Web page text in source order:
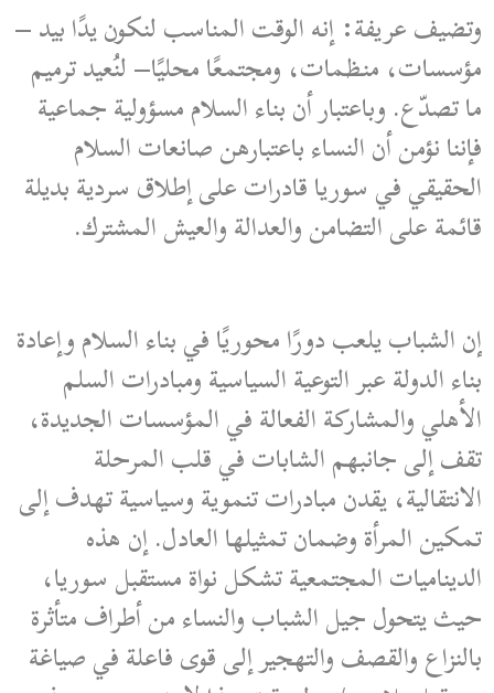
وتضيف عريفة: إنه الوقت المناسب لنكون يدًا بيد –
مؤسسات، منظمات، ومجتمعًا محليًا– لنُعيد ترميم
ما تصدّع. وباعتبار أن بناء السلام مسؤولية جماعية
فإننا نؤمن أن النساء باعتبارهن صانعات السلام
الحقيقي في سوريا قادرات على إطلاق سردية بديلة
قائمة على التضامن والعدالة والعيش المشترك.
إن الشباب يلعب دورًا محوريًا في بناء السلام وإعادة
بناء الدولة عبر التوعية السياسية ومبادرات السلم
الأهلي والمشاركة الفعالة في المؤسسات الجديدة،
تقف إلى جانبهم الشابات في قلب المرحلة
الانتقالية، يقدن مبادرات تنموية وسياسية تهدف إلى
تمكين المرأة وضمان تمثيلها العادل. إن هذه
الديناميات المجتمعية تشكل نواة مستقبل سوريا،
حيث يتحول جيل الشباب والنساء من أطراف متأثرة
بالنزاع والقصف والتهجير إلى قوى فاعلة في صياغة